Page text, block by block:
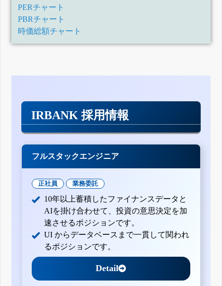
PERチャート
PBRチャート
時価総額チャート
IRBANK 採用情報
フルスタックエンジニア
正社員 業務委託
10年以上蓄積したファイナンスデータと
AIを掛け合わせて、投資の意思決定を加
速させるポジションです。
UI からデータベースまで一貫して関われ
るポジションです。
Detail